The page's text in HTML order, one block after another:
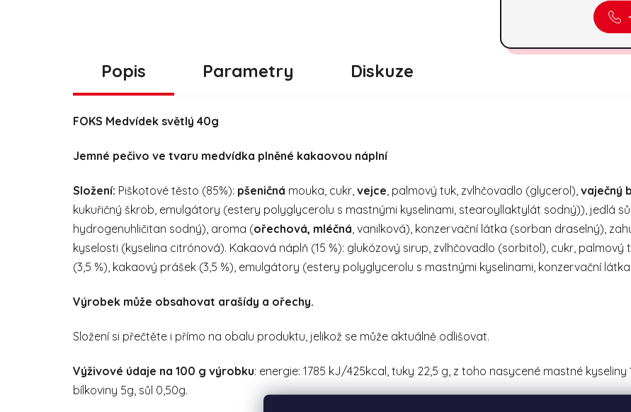
Popis Parametry Diskuze
FOKS Medvídek světlý 40g
Jemné pečivo ve tvaru medvídka plněné kakaovou náplní
Složení: Piškotové těsto (85%): pšeničná mouka, cukr, vejce , palmový tuk, zvlhčovadlo (glycerol), vaječný
kukuřičný škrob, emulgátory (estery polyglycerolu s mastnými kyselinami, stearoyllaktylát sodný)), jedlá
hydrogenuhličitan sodný), aroma (ořechová, mléčná , vanilková), konzervační látka (sorban draselný),
kyselosti (kyselina citrónová). Kakaová náplň (15 %): glukózový sirup, zvlhčovadlo (sorbitol), cukr,
(3,5 %), kakaový prášek (3,5 %), emulgátory (estery polyglycerolu s mastnými kyselinami, konzervační
Výrobek může obsahovat arašídy a ořechy.
Složení si přečtěte i přímo na obalu produktu, jelikož se může aktuálně odlišovat.
Výživové údaje na 100 g výrobku: energie: 1785 kJ/425kcal, tuky 22,5 g, z toho nasycené mastné
bílkoviny 5g, sůl 0,50g.